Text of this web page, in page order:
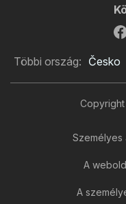
Többi ország: Česko
Személyes
A
A